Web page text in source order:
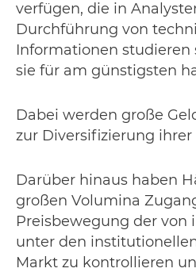
verfügen, die in
Durchführung von
Informationen
sie für am günstigsten
Dabei werden große
zur Diversifizierung
Darüber hinaus haben
großen Volumina
Preisbewegung der von
unter den
Markt zu kontrollieren